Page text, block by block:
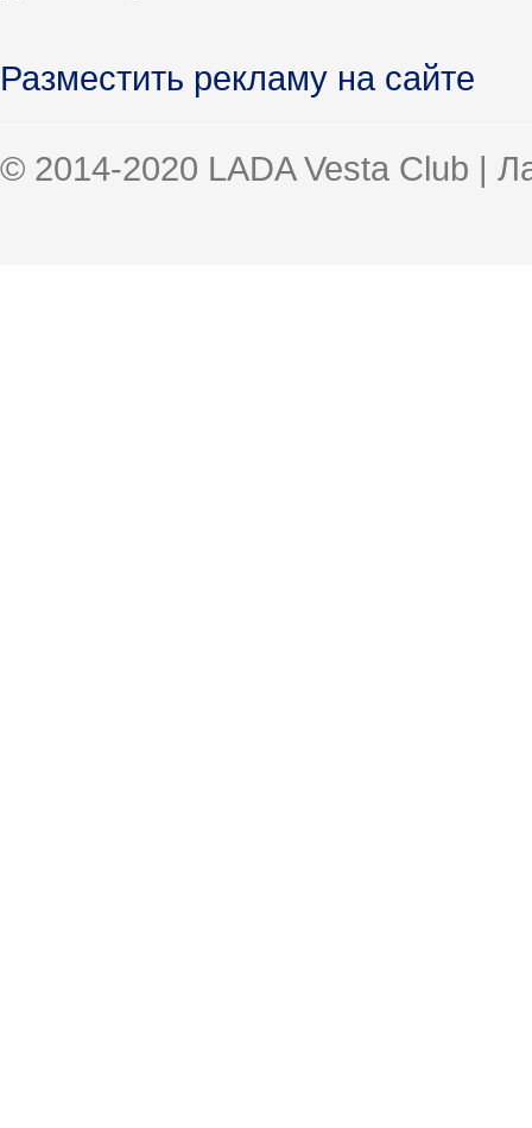
Разместить рекламу на сайте
© 2014-2020 LADA Vesta Club |